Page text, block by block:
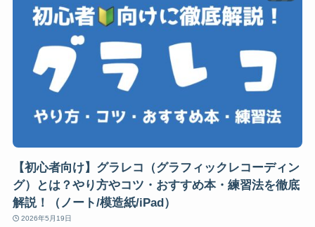
【初心者向け】グラレコ（グラフィックレコーディン
グ）とは？やり方やコツ・おすすめ本・練習法を徹底
解説！（ノート/模造紙/iPad）
2026年5月19日